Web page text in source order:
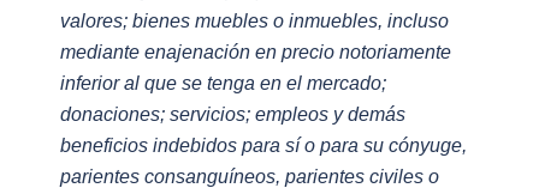
valores; bienes muebles o inmuebles, incluso
mediante enajenación en precio notoriamente
inferior al que se tenga en el mercado;
donaciones; servicios; empleos y demás
beneficios indebidos para sí o para su cónyuge,
parientes consanguíneos, parientes civiles o